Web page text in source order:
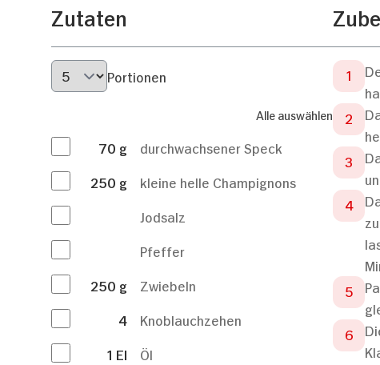
Zutaten
Portionen
Alle auswählen
70 g
durchwachsener Speck
250 g
kleine helle Champignons
Jodsalz
Pfeffer
250 g
Zwiebeln
4
Knoblauchzehen
1 El
Öl